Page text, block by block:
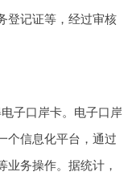
登记证等，经过审核
子口岸卡。电子口岸
个信息化平台，通过
业务操作。据统计，